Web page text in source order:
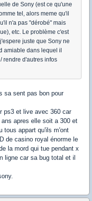
de Sony (est ce qu'une
tel, alors meme qu'il
n'a pas "dérobé" mais
etc. Le problème c'est
juste que Sony ne
amiable dans lequel il
rendre d'autres infos
sa sent pas bon pour
ps3 et live avec 360 car
ans apres elle soit a 300 et
tous appart qu'ils m'ont
de casino royal énorme le
la mord qui tue pendant x
ligne car sa bug total et il